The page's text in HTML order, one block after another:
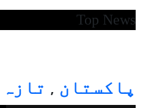
Top News
پاکستان ,